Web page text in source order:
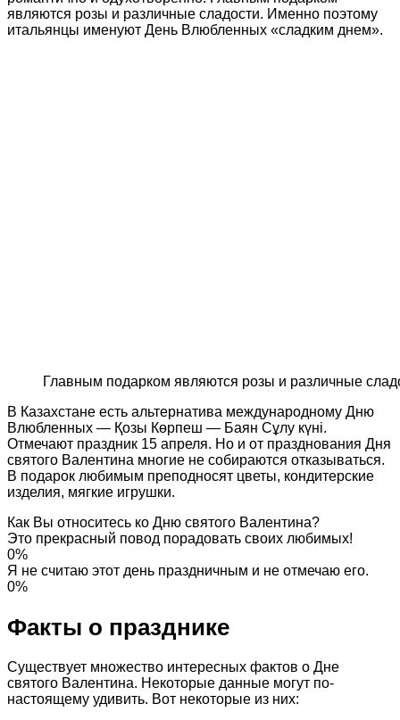
являются розы и различные сладости. Именно поэтому
итальянцы именуют День Влюбленных «сладким днем».
Главным подарком являются розы и различные
В Казахстане есть альтернатива международному Дню
Влюбленных — Қозы Көрпеш — Баян Сұлу күні.
Отмечают праздник 15 апреля. Но и от празднования Дня
святого Валентина многие не собираются отказываться.
В подарок любимым преподносят цветы, кондитерские
изделия, мягкие игрушки.
Как Вы относитесь ко Дню святого Валентина?
Это прекрасный повод порадовать своих любимых!
0%
Я не считаю этот день праздничным и не отмечаю его.
0%
Факты о празднике
Существует множество интересных фактов о Дне
святого Валентина. Некоторые данные могут по-
настоящему удивить. Вот некоторые из них: